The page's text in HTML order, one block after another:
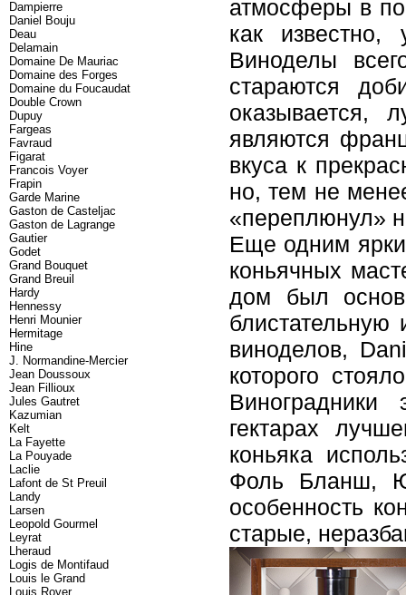
Dampierre
Daniel Bouju
Deau
Delamain
Domaine De Mauriac
Domaine des Forges
Domaine du Foucaudat
Double Crown
Dupuy
Fargeas
Favraud
Figarat
Francois Voyer
Frapin
Garde Marine
Gaston de Casteljac
Gaston de Lagrange
Gautier
Godet
Grand Bouquet
Grand Breuil
Hardy
Hennessy
Henri Mounier
Hermitage
Hine
J. Normandine-Mercier
Jean Doussoux
Jean Fillioux
Jules Gautret
Kazumian
Kelt
La Fayette
La Pouyade
Laclie
Lafont de St Preuil
Landy
Larsen
Leopold Gourmel
Leyrat
Lheraud
Logis de Montifaud
Louis le Grand
Louis Royer
атмосферы в
как
Виноделы
стараются
оказывается,
являются
вкуса к
но, тем не
«переплюнул»
Еще одним
коньячных
дом был
виноделов,
которого
гектарах
коньяка
Фоль Бланш,
особенность
старые,